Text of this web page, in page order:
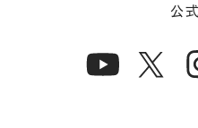
公式